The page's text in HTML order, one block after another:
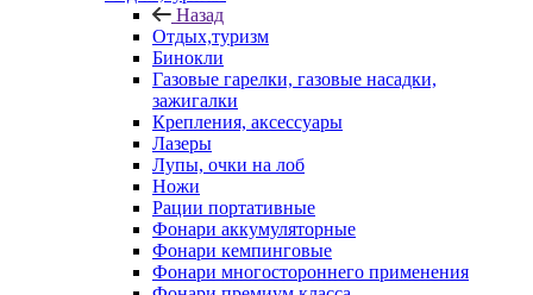
Назад
Отдых,туризм
Бинокли
Газовые гарелки, газовые насадки,
зажигалки
Крепления, аксессуары
Лазеры
Лупы, очки на лоб
Ножи
Рации портативные
Фонари аккумуляторные
Фонари кемпинговые
Фонари многостороннего применения